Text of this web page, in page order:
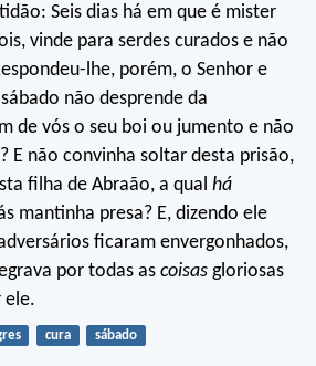
Seis dias há em que é mister
vinde para serdes curados e não
lhe, porém, o Senhor e
não desprende da
de vós o seu boi ou jumento e não
E não convinha soltar desta prisão,
filha de Abraão, a qual há
mantinha presa? E, dizendo ele
ficaram envergonhados,
por todas as coisas gloriosas
ele.
cura sábado